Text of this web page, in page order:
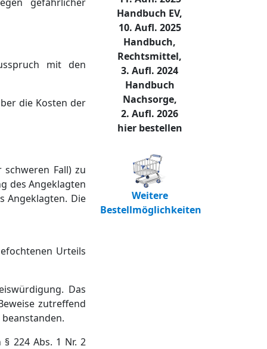
mit den
die Kosten der
Fall) zu
des Angeklagten
Angeklagten. Die
Urteils
Das
zutreffend
224 Abs. 1 Nr. 2
Handbuch EV,
10. Aufl. 2025
Handbuch,
Rechtsmittel,
3. Aufl. 2024
Handbuch
Nachsorge,
2. Aufl. 2026
hier bestellen
Weitere
Bestellmöglichkeiten